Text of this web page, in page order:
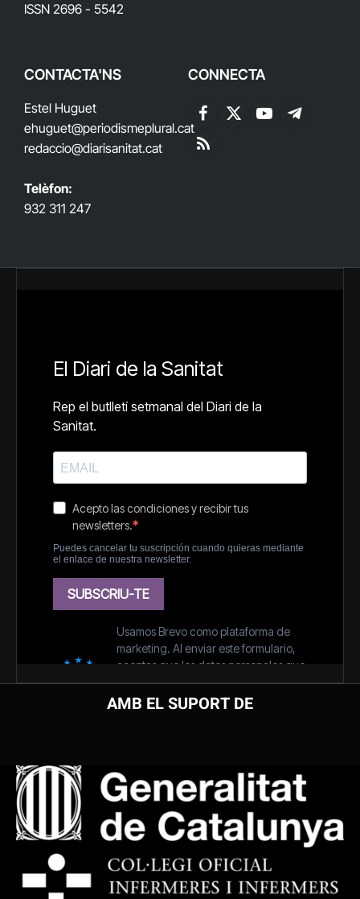
ISSN 2696 - 5542
CONTACTA'NS
Estel Huguet
ehuguet@periodismeplural.cat
redaccio@diarisanitat.cat
Telèfon:
932 311 247
CONNECTA
Facebook
X
YouTubeTelegram
RSS
AMB EL SUPORT DE